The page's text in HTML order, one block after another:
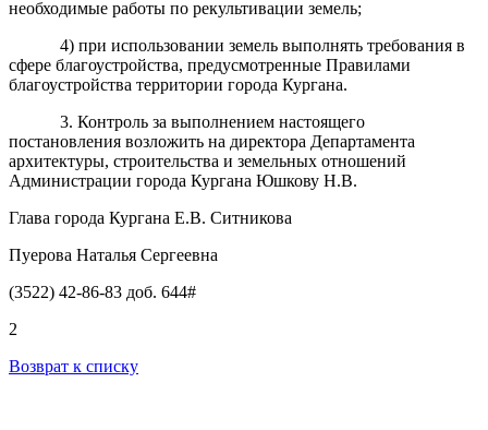
необходимые работы по рекультивации земель;
4) при использовании земель выполнять требования в
сфере благоустройства, предусмотренные Правилами
благоустройства территории города Кургана.
3. Контроль за выполнением настоящего
постановления возложить на директора Департамента
архитектуры, строительства и земельных отношений
Администрации города Кургана Юшкову Н.В.
Глава города Кургана Е.В. Ситникова
Пуерова Наталья Сергеевна
(3522) 42-86-83 доб. 644#
2
Возврат к списку